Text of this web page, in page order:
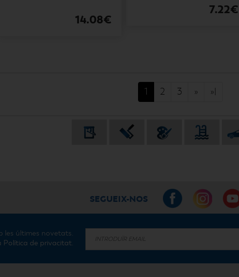
14.08€
7.22€
1 2 3 » »|
SEGUEIX-NOS
les últimes novetats.
Política de privacitat.